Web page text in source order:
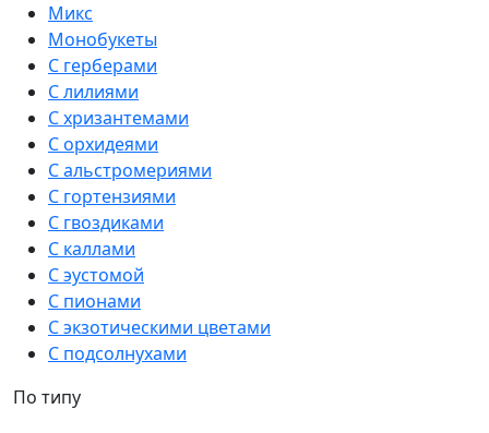
Микс
Монобукеты
С герберами
С лилиями
С хризантемами
С орхидеями
С альстромериями
С гортензиями
С гвоздиками
С каллами
С эустомой
С пионами
С экзотическими цветами
С подсолнухами
По типу